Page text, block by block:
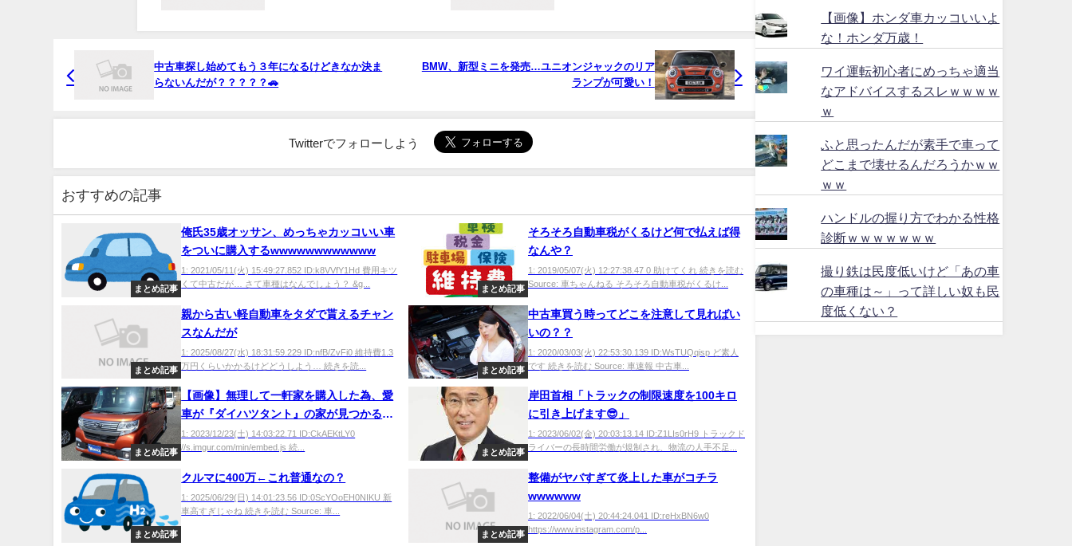
中古車探し始めてもう３年になるけどきなか決ま
らないんだが？？？？？🚗
BMW、新型ミニを発売…ユニオンジャックのリア
ランプが可愛い！
Twitterでフォローしよう
おすすめの記事
まとめ記事
俺氏35歳オッサン、めっちゃカッコいい車
をついに購入するwwwwwwwwwwww
1: 2021/05/11(火) 15:49:27.852 ID:k8VVfY1Hd 費用キツ
くて中古だが… さて車種はなんでしょう？ &g...
まとめ記事
そろそろ自動車税がくるけど何で払えば得
なんや？
1: 2019/05/07(火) 12:27:38.47 0 助けてくれ 続きを読む
Source: 車ちゃんねる そろそろ自動車税がくるけ...
まとめ記事
親から古い軽自動車をタダで貰えるチャン
スなんだが
1: 2025/08/27(水) 18:31:59.229 ID:nfB/ZvFi0 維持費1.3
万円くらいかかるけどどうしよう… 続きを読...
まとめ記事
中古車買う時ってどこを注意して見ればい
いの？？
1: 2020/03/03(火) 22:53:30.139 ID:WsTUQqisp ど素人
です 続きを読む Source: 車速報 中古車...
まとめ記事
【画像】無理して一軒家を購入した為、愛
車が『ダイハツタント』の家が見つかるｗ
ｗｗｗｗｗ
1: 2023/12/23(土) 14:03:22.71 ID:CkAEKtLY0
//s.imgur.com/min/embed.js 続...
まとめ記事
岸田首相「トラックの制限速度を100キロ
に引き上げます😎」
1: 2023/06/02(金) 20:03:13.14 ID:Z1LIs0rH9 トラックド
ライバーの長時間労働が規制され、物流の人手不足...
まとめ記事
クルマに400万←これ普通なの？
1: 2025/06/29(日) 14:01:23.56 ID:0ScYOoEH0NIKU 新
車高すぎじゃね 続きを読む Source: 車...
まとめ記事
整備がヤバすぎて炎上した車がコチラ
wwwwww
1: 2022/06/04(土) 20:44:24.041 ID:reHxBN6w0
https://www.instagram.com/p...
【画像】ホンダ車カッコいいよ
な！ホンダ万歳！
ワイ運転初心者にめっちゃ適当
なアドバイスするスレｗｗｗｗ
ｗ
ふと思ったんだが素手で車って
どこまで壊せるんだろうかｗｗ
ｗｗ
ハンドルの握り方でわかる性格
診断ｗｗｗｗｗｗｗ
撮り鉄は民度低いけど「あの車
の車種は～」って詳しい奴も民
度低くない？